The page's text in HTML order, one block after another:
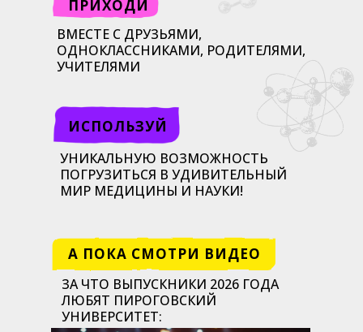
ПРИХОДИ
ИСПОЛЬЗУЙ
А ПОКА СМОТРИ ВИДЕО
ВМЕСТЕ С ДРУЗЬЯМИ,
ОДНОКЛАССНИКАМИ, РОДИТЕЛЯМИ,
УЧИТЕЛЯМИ
УНИКАЛЬНУЮ ВОЗМОЖНОСТЬ
ПОГРУЗИТЬСЯ В УДИВИТЕЛЬНЫЙ
МИР МЕДИЦИНЫ И НАУКИ!
ЗА ЧТО ВЫПУСКНИКИ 2026 ГОДА
ЛЮБЯТ ПИРОГОВСКИЙ
УНИВЕРСИТЕТ: